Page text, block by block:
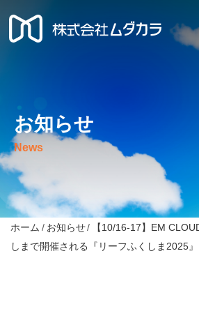
お知らせ
News
ホーム お知らせ
【10/16-17】EM
しまで開催される『リーフふくしま2025